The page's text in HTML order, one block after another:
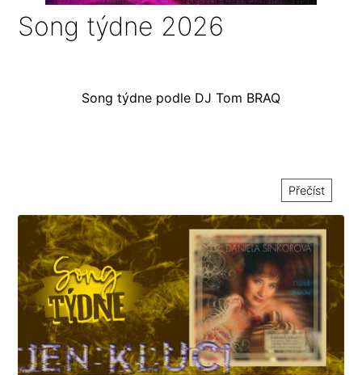
Song týdne 2026
Song týdne podle DJ Tom BRAQ
Přečíst